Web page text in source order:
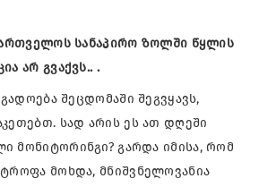
სანაპირო ზოლში წყლის
არ გვაქვს.. .
შეცდომაში შეგვყავს,
სად არის ეს ათ დღეში
მონიტორინგი? გარდა იმისა, რომ
მოხდა, მნიშვნელოვანია